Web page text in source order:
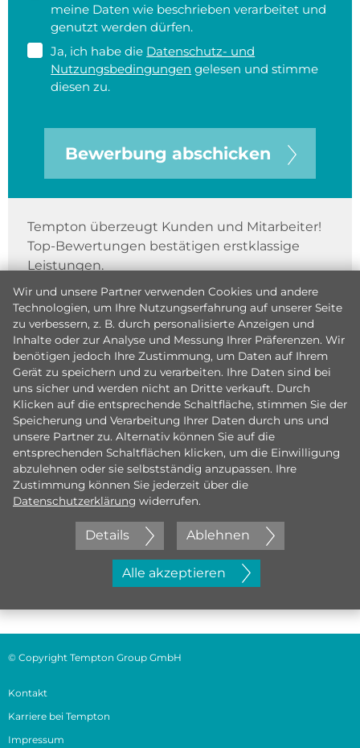
meine Daten wie beschrieben verarbeitet und
genutzt werden dürfen.
Ja, ich habe die Datenschutz- und
Nutzungsbedingungen gelesen und stimme
diesen zu.
Bewerbung abschicken
Tempton überzeugt Kunden und Mitarbeiter!
Top-Bewertungen bestätigen erstklassige
Leistungen.
Jetzt initiativ bewerben
Wir und unsere Partner verwenden Cookies und andere
Technologien, um Ihre Nutzungserfahrung auf unserer Seite
zu verbessern, z. B. durch personalisierte Anzeigen und
Inhalte oder zur Analyse und Messung Ihrer Präferenzen. Wir
benötigen jedoch Ihre Zustimmung, um Daten auf Ihrem
Gerät zu speichern und zu verarbeiten. Ihre Daten sind bei
uns sicher und werden nicht an Dritte verkauft. Durch
Klicken auf die entsprechende Schaltfläche, stimmen Sie der
Speicherung und Verarbeitung Ihrer Daten durch uns und
unsere Partner zu. Alternativ können Sie auf die
entsprechenden Schaltflächen klicken, um die Einwilligung
abzulehnen oder sie selbstständig anzupassen. Ihre
Zustimmung können Sie jederzeit über die
Datenschutzerklärung widerrufen.
Details Ablehnen
Alle akzeptieren
© Copyright Tempton Group GmbH
Kontakt
Karriere bei Tempton
Impressum